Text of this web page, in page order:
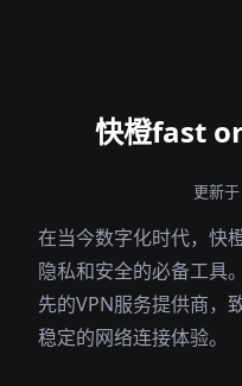
快橙fast
更新
在当今数字化时代，快
隐私和安全的必备工具
先的VPN服务提供商，
稳定的网络连接体验。